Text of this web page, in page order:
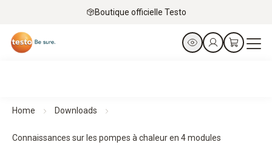
Boutique officielle Testo
Home Downloads
Connaissances sur les pompes à chaleur en 4 modules